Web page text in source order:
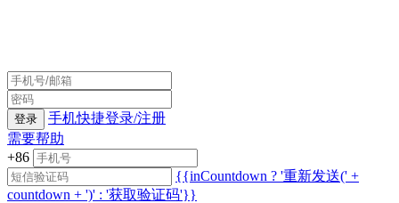
登录
手机快捷登录/注册
需要帮助
+86
{{inCountdown ? '重新发送(' +
countdown + ')' : '获取验证码'}}